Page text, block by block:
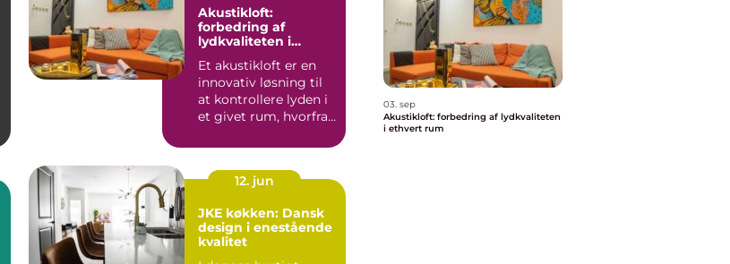
Akustikloft:
forbedring af
lydkvaliteten i
Et akustikloft er en
innovativ løsning til
at kontrollere lyden i
et givet rum, hvorfra
12. jun
JKE køkken: Dansk
design i enestående
kvalitet
03. sep
Akustikloft: forbedring af lydkvaliteten
i ethvert rum